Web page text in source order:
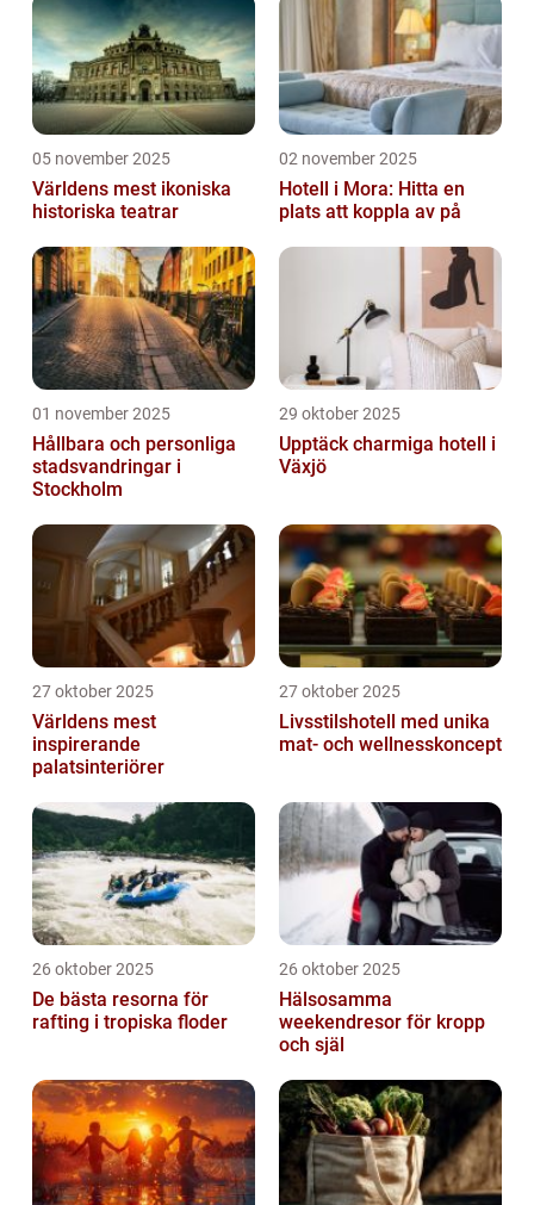
05 november 2025
Världens mest ikoniska
historiska teatrar
02 november 2025
Hotell i Mora: Hitta en
plats att koppla av på
01 november 2025
Hållbara och personliga
stadsvandringar i
Stockholm
29 oktober 2025
Upptäck charmiga hotell i
Växjö
27 oktober 2025
Världens mest
inspirerande
palatsinteriörer
27 oktober 2025
Livsstilshotell med unika
mat- och wellnesskoncept
26 oktober 2025
De bästa resorna för
rafting i tropiska floder
26 oktober 2025
Hälsosamma
weekendresor för kropp
och själ